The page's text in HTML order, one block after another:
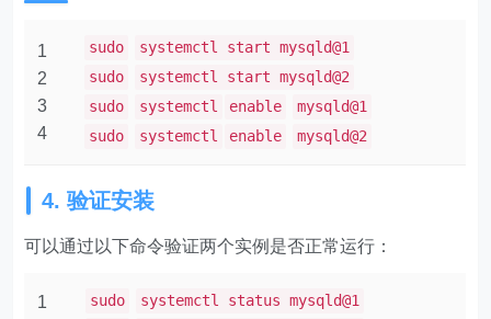
1
2
3
4
sudo
systemctl start mysqld@1
sudo
systemctl start mysqld@2
sudo
systemctl enable
mysqld@1
sudo
systemctl enable mysqld@2
4. 验证安装
可以通过以下命令验证两个实例是否正常运行：
1
sudo
systemctl status mysqld@1